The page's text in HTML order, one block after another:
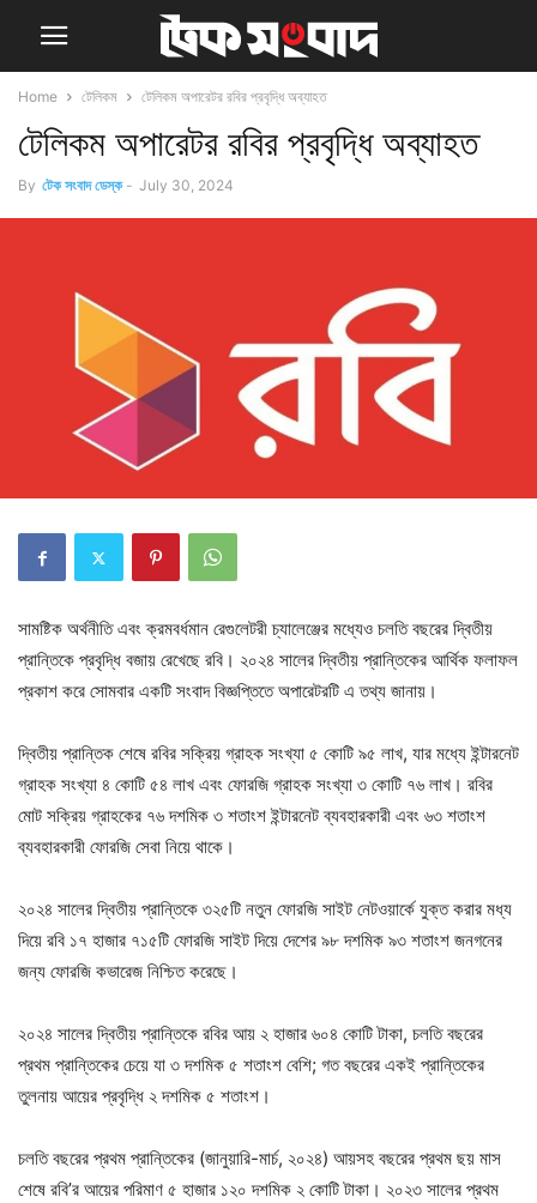
Home টেলিকম টেলিকম অপারেটর রবির প্রবৃদ্ধি অব্যাহত
টেলিকম অপারেটর রবির প্রবৃদ্ধি অব্যাহত
By টেক সংবাদ ডেস্ক - July 30, 2024
সামষ্টিক অর্থনীতি এবং ক্রমবর্ধমান রেগুলেটরী চ্যালেঞ্জের মধ্যেও চলতি বছরের দ্বিতীয়
প্রান্তিকে প্রবৃদ্ধি বজায় রেখেছে রবি। ২০২৪ সালের দ্বিতীয় প্রান্তিকের আর্থিক ফলাফল
প্রকাশ করে সোমবার একটি সংবাদ বিজ্ঞপ্তিতে অপারেটরটি এ তথ্য জানায়।
দ্বিতীয় প্রান্তিক শেষে রবির সক্রিয় গ্রাহক সংখ্যা ৫ কোটি ৯৫ লাখ, যার মধ্যে ইন্টারনেট
গ্রাহক সংখ্যা ৪ কোটি ৫৪ লাখ এবং ফোরজি গ্রাহক সংখ্যা ৩ কোটি ৭৬ লাখ। রবির
মোট সক্রিয় গ্রাহকের ৭৬ দশমিক ৩ শতাংশ ইন্টারনেট ব্যবহারকারী এবং ৬৩ শতাংশ
ব্যবহারকারী ফোরজি সেবা নিয়ে থাকে।
২০২৪ সালের দ্বিতীয় প্রান্তিকে ৩২৫টি নতুন ফোরজি সাইট নেটওয়ার্কে যুক্ত করার মধ্য
দিয়ে রবি ১৭ হাজার ৭১৫টি ফোরজি সাইট দিয়ে দেশের ৯৮ দশমিক ৯৩ শতাংশ জনগনের
জন্য ফোরজি কভারেজ নিশ্চিত করেছে।
২০২৪ সালের দ্বিতীয় প্রান্তিকে রবির আয় ২ হাজার ৬০৪ কোটি টাকা, চলতি বছরের
প্রথম প্রান্তিকের চেয়ে যা ৩ দশমিক ৫ শতাংশ বেশি; গত বছরের একই প্রান্তিকের
তুলনায় আয়ের প্রবৃদ্ধি ২ দশমিক ৫ শতাংশ।
চলতি বছরের প্রথম প্রান্তিকের (জানুয়ারি-মার্চ, ২০২৪) আয়সহ বছরের প্রথম ছয় মাস
শেষে রবি’র আয়ের পরিমাণ ৫ হাজার ১২০ দশমিক ২ কোটি টাকা। ২০২৩ সালের প্রথম